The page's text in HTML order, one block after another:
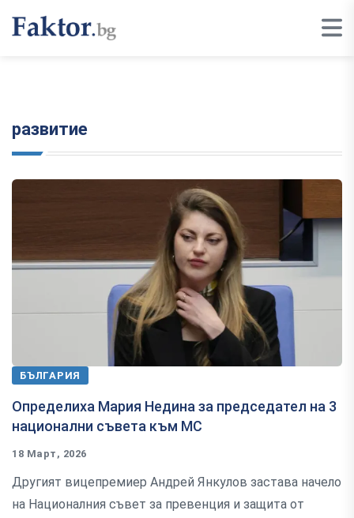
развитие
БЪЛГАРИЯ
Определиха Мария Недина за председател на 3
национални съвета към МС
18 Март, 2026
Другият вицепремиер Андрей Янкулов застава начело
на Националния съвет за превенция и защита от